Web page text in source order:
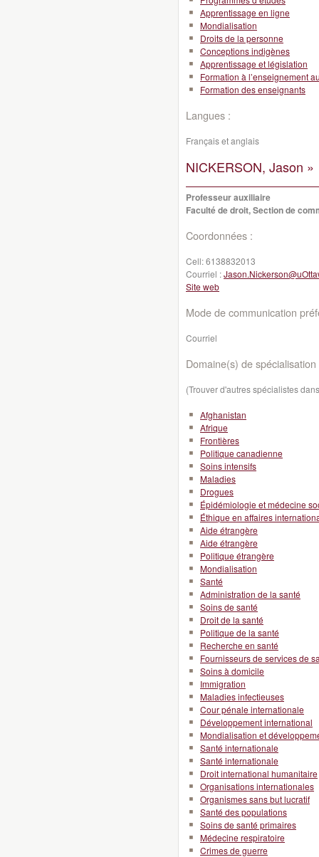
Apprentissage en ligne
Mondialisation
Droits de la personne
Conceptions indigènes
Apprentissage et législation
Formation à l’enseignement
Formation des enseignants
Langues :
Français et anglais
NICKERSON, Jason »
Professeur auxiliaire
Faculté de droit, Section de
Coordonnées :
Cell:6138832013
Courriel :
Site web
Mode de communication
Courriel
Domaine(s) de spécialisation
(Trouver d'autres spécialistes
Afghanistan
Afrique
Frontières
Politique canadienne
Soins intensifs
Maladies
Drogues
Épidémiologie et médecine
Éthique en affaires
Aide étrangère
Aide étrangère
Politique étrangère
Mondialisation
Santé
Administration de la santé
Soins de santé
Droit de la santé
Politique de la santé
Recherche en santé
Fournisseurs de services de
Soins à domicile
Immigration
Maladies infectieuses
Cour pénale internationale
Développement international
Mondialisation et
Santé internationale
Santé internationale
Droit international humanitaire
Organisations internationales
Organismes sans but lucratif
Santé des populations
Soins de santé primaires
Médecine respiratoire
Crimes de guerre